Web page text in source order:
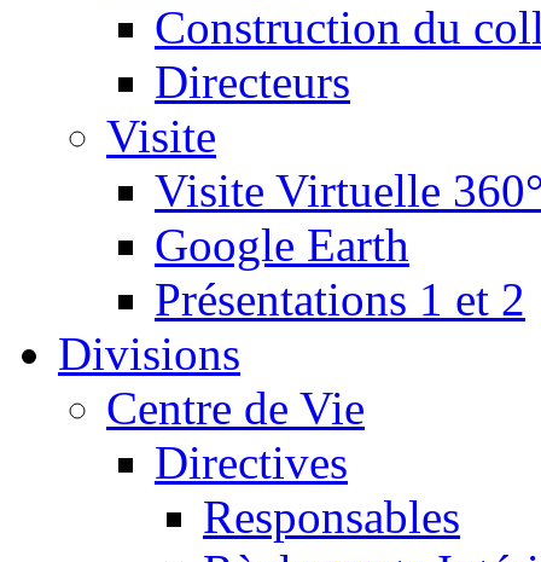
Construction du
Directeurs
Visite
Visite Virtuelle
Google Earth
Présentations 1 et 2
Divisions
Centre de Vie
Directives
Responsables